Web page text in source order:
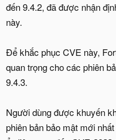
đến 9.4.2, đã được nhận
này.
Để khắc phục CVE này,
quan trọng cho các phiên
9.4.3.
Người dùng được khuyến
phiên bản bảo mật mới